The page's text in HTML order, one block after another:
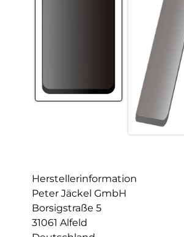
Herstellerinformation
Peter Jäckel GmbH
Borsigstraße 5
31061 Alfeld